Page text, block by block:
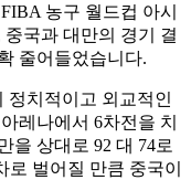
농구 월드컵 아시
국과 대만의 경기 결
줄어들었습니다.
정치적이고 외교적인
레나에서 6차전을 치
을 상대로 92 대 74로
벌어질 만큼 중국이